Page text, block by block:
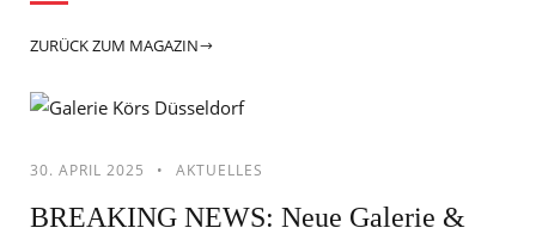
ZURÜCK ZUM MAGAZIN
30. APRIL 2025 AKTUELLES
BREAKING NEWS: Neue Galerie &